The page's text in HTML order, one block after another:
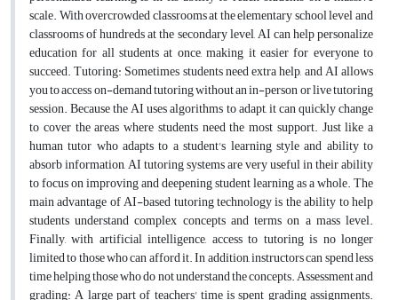
scale. With overcrowded classrooms at the elementary school level and
classrooms of hundreds at the secondary level, AI can help personalize
education for all students at once, making it easier for everyone to
succeed. Tutoring: Sometimes students need extra help, and AI allows
you to access on-demand tutoring without an in-person or live tutoring
session. Because the AI uses algorithms to adapt, it can quickly change
to cover the areas where students need the most support. Just like a
human tutor who adapts to a student's learning style and ability to
absorb information, AI tutoring systems are very useful in their ability
to focus on improving and deepening student learning as a whole. The
main advantage of AI-based tutoring technology is the ability to help
students understand complex concepts and terms on a mass level.
Finally, with artificial intelligence, access to tutoring is no longer
limited to those who can afford it. In addition, instructors can spend less
time helping those who do not understand the concepts. Assessment and
grading: A large part of teachers' time is spent grading assignments.